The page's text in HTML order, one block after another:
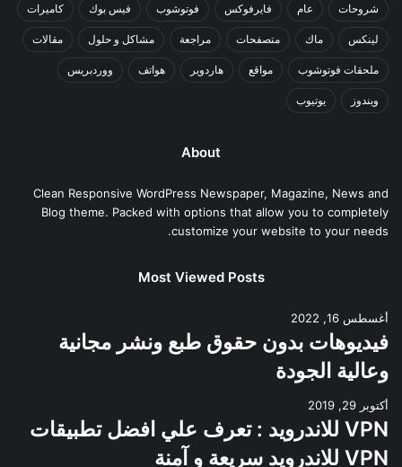
شروحات عام فايرفوكس فوتوشوب فيس بوك كاميرات
لينكس ماك متصفحات مراجعة مشاكل و حلول مقالات
ملحقات فوتوشوب مواقع هاردوير هواتف ووردبريس
ويندوز يوتيوب
About
Clean Responsive WordPress Newspaper, Magazine, News and
Blog theme. Packed with options that allow you to completely
customize your website to your needs.
Most Viewed Posts
أغسطس 16, 2022
فيديوهات بدون حقوق طبع ونشر مجانية
وعالية الجودة
أكتوبر 29, 2019
VPN للاندرويد : تعرف علي افضل تطبيقات
VPN للاندرويد سريعة و آمنة